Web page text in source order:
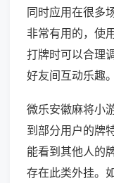
同时应用在很多
非常有用的，使
打牌时可以合理
好友间互动乐趣。
微乐安徽麻将小
到部分用户的牌
能看到其他人的
存在此类外挂。